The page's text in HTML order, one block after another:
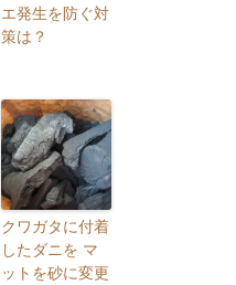
エ発生を防ぐ対
策は？
クワガタに付着
したダニを マ
ットを砂に変更